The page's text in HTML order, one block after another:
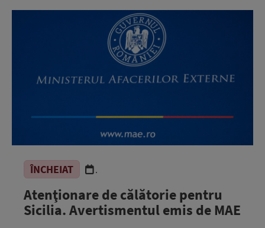
ÎNCHEIAT .
Atenţionare de călătorie pentru
Sicilia. Avertismentul emis de MAE